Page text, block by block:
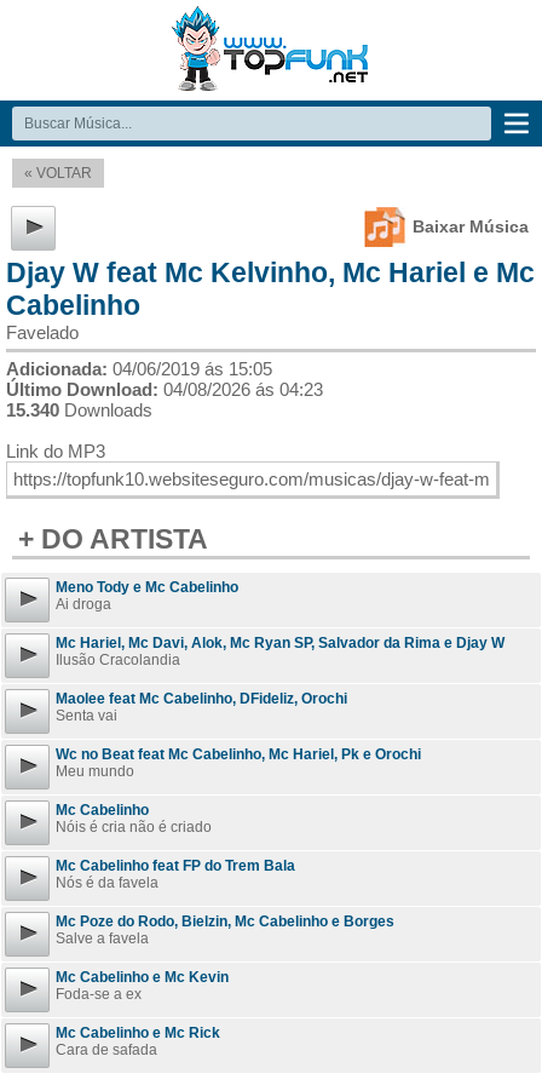
« VOLTAR
Baixar Música
Djay W feat Mc Kelvinho, Mc Hariel e Mc
Cabelinho
Favelado
Adicionada: 04/06/2019 ás 15:05
Último Download: 04/08/2026 ás 04:23
15.340 Downloads
Link do MP3
+ DO ARTISTA
Meno Tody e Mc Cabelinho
Ai droga
Mc Hariel, Mc Davi, Alok, Mc Ryan SP, Salvador da Rima e Djay W
Ilusão Cracolandia
Maolee feat Mc Cabelinho, DFideliz, Orochi
Senta vai
Wc no Beat feat Mc Cabelinho, Mc Hariel, Pk e Orochi
Meu mundo
Mc Cabelinho
Nóis é cria não é criado
Mc Cabelinho feat FP do Trem Bala
Nós é da favela
Mc Poze do Rodo, Bielzin, Mc Cabelinho e Borges
Salve a favela
Mc Cabelinho e Mc Kevin
Foda-se a ex
Mc Cabelinho e Mc Rick
Cara de safada